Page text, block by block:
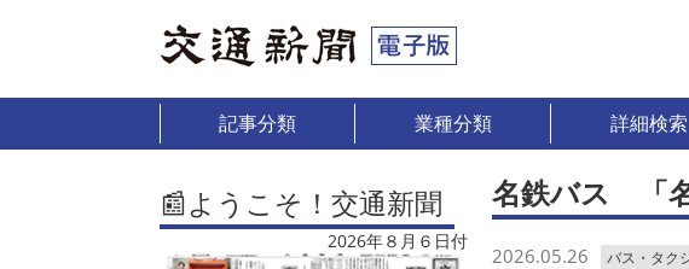
記事分類 業種分類 詳細検索
📰ようこそ！交通新聞
2026年８月６日付
名鉄バス 「
2026.05.26 バス・タク